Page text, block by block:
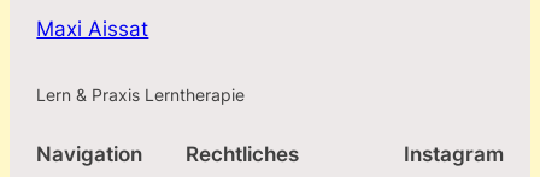
Maxi Aissat
Lern & Praxis Lerntherapie
Navigation Rechtliches Instagram